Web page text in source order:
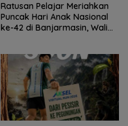
Ratusan Pelajar Meriahkan
Puncak Hari Anak Nasional
ke-42 di Banjarmasin, Wali